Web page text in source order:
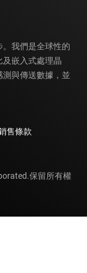
我們是全球性的
嵌入式處理晶
測與傳送數據，並
售條款
保留所有權